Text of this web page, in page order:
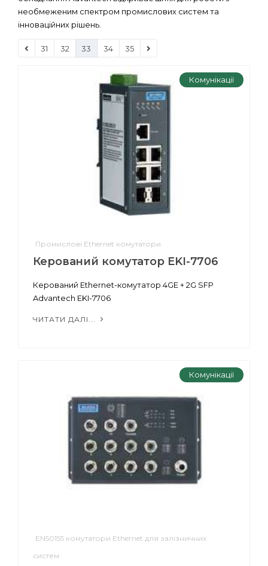
необмеженим спектром промислових систем та
інноваційних рішень.
31 32 33 34 35
Комунікації
Промислові Ethernet комутатори
Керований комутатор EKI-7706
Керований Ethernet-комутатор 4GE + 2G SFP
Advantech EKI-7706
ЧИТАТИ ДАЛІ...
Комунікації
EN50155 комутатори Ethernet для залізничних
систем